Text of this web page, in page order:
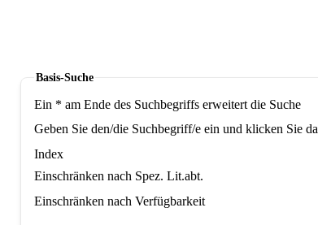
Basis-Suche
Geben Sie den/die Suchbegriff/e ein und klicken Sie
Index
Einschränken nach Spez. Lit.abt.
Einschränken nach Verfügbarkeit
Ein * am Ende des Suchbegriffs erweitert die Suche